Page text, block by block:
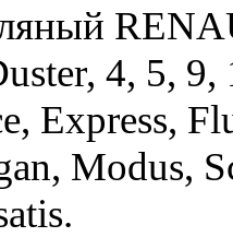
4, 5,
Express,
Modus,